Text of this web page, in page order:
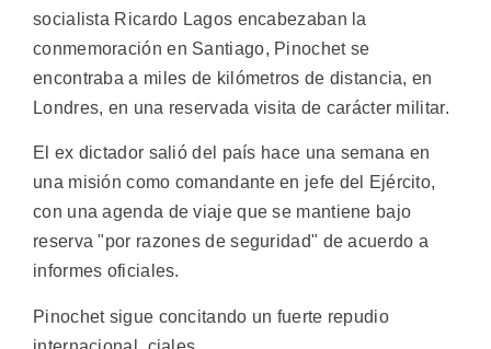
socialista Ricardo Lagos encabezaban la
conmemoración en Santiago, Pinochet se
encontraba a miles de kilómetros de distancia, en
Londres, en una reservada visita de carácter militar.
El ex dictador salió del país hace una semana en
una misión como comandante en jefe del Ejército,
con una agenda de viaje que se mantiene bajo
reserva "por razones de seguridad" de acuerdo a
informes oficiales.
Pinochet sigue concitando un fuerte repudio